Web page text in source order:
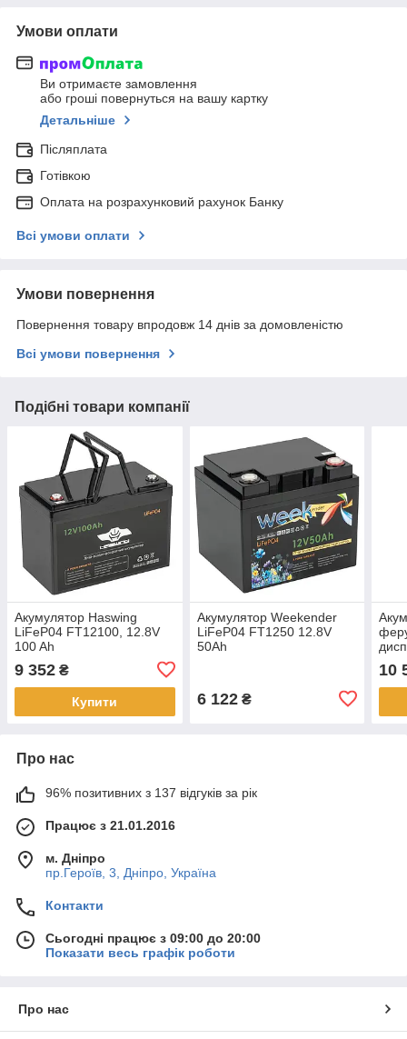
Умови оплати
Ви отримаєте замовлення
або гроші повернуться на вашу картку
Детальніше
Післяплата
Готівкою
Оплата на розрахунковий рахунок Банку
Всі умови оплати
Умови повернення
Повернення товару впродовж 14 днів за домовленістю
Всі умови повернення
Подібні товари компанії
Акумулятор Haswing
LiFeP04 FT12100, 12.8V
100 Ah
9 352 ₴
Купити
Акумулятор Weekender
LiFeP04 FT1250 12.8V
50Аh
6 122₴
10
Про нас
96% позитивних з 137 відгуків за рік
Працює з 21.01.2016
м. Дніпро
пр.Героїв, 3, Дніпро, Україна
Контакти
Сьогодні працює з 09:00 до 20:00
Показати весь графік роботи
Про нас